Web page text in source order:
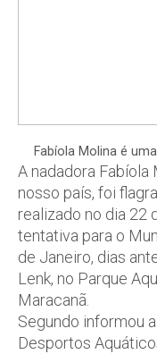
Fabíola Molina é
A nadadora Fabíola
nosso país, foi
realizado no dia 22
tentativa para o
de Janeiro, dias
Lenk, no Parque
Maracanã.
Segundo informou
Desportos